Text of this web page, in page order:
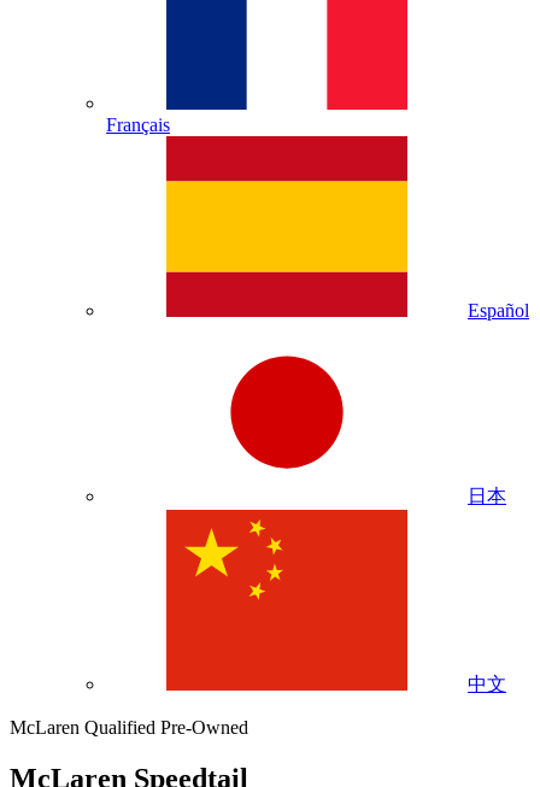
Français
Español
日本
中文
McLaren Qualified Pre-Owned
McLaren Speedtail